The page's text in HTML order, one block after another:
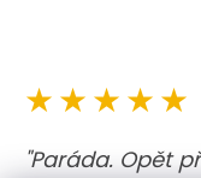
★★★★★
"Paráda. Opět